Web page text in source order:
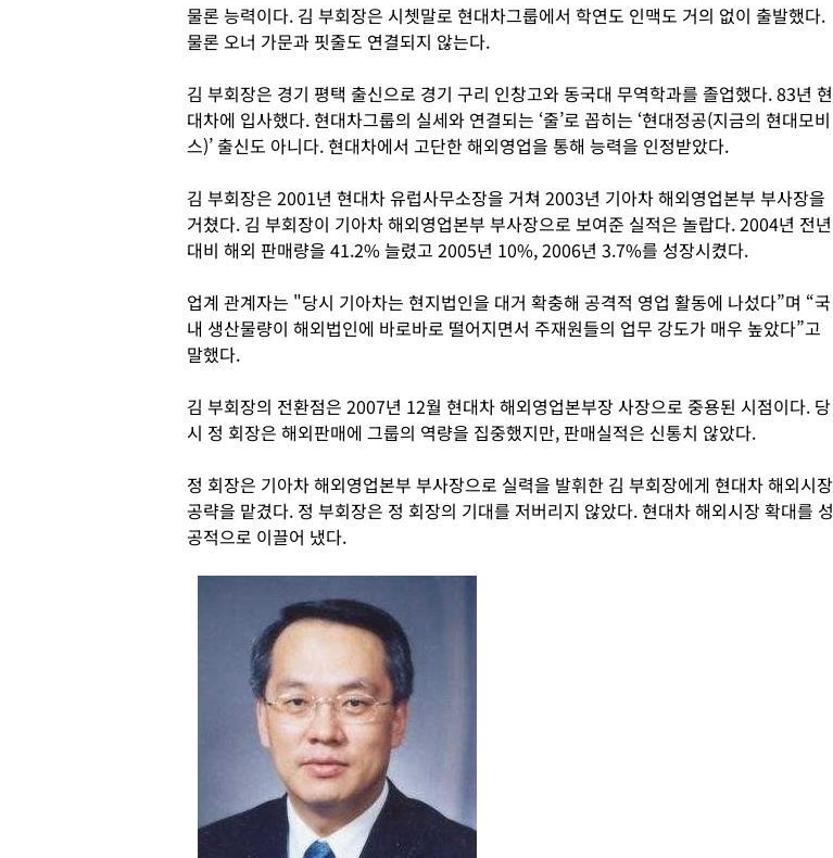
물론 능력이다. 김 부회장은 시쳇말로 현대차그룹에서 학연도 인맥도 거의 없이 출발했다.
물론 오너 가문과 핏줄도 연결되지 않는다.
김 부회장은 경기 평택 출신으로 경기 구리 인창고와 동국대 무역학과를 졸업했다. 83년 현
대차에 입사했다. 현대차그룹의 실세와 연결되는 ‘줄’로 꼽히는 ‘현대정공(지금의 현대모비
스)’ 출신도 아니다. 현대차에서 고단한 해외영업을 통해 능력을 인정받았다.
김 부회장은 2001년 현대차 유럽사무소장을 거쳐 2003년 기아차 해외영업본부 부사장을
거쳤다. 김 부회장이 기아차 해외영업본부 부사장으로 보여준 실적은 놀랍다. 2004년 전년
대비 해외 판매량을 41.2% 늘렸고 2005년 10%, 2006년 3.7%를 성장시켰다.
업계 관계자는 "당시 기아차는 현지법인을 대거 확충해 공격적 영업 활동에 나섰다”며 “국
내 생산물량이 해외법인에 바로바로 떨어지면서 주재원들의 업무 강도가 매우 높았다”고
말했다.
김 부회장의 전환점은 2007년 12월 현대차 해외영업본부장 사장으로 중용된 시점이다. 당
시 정 회장은 해외판매에 그룹의 역량을 집중했지만, 판매실적은 신통치 않았다.
정 회장은 기아차 해외영업본부 부사장으로 실력을 발휘한 김 부회장에게 현대차 해외시장
공략을 맡겼다. 정 부회장은 정 회장의 기대를 저버리지 않았다. 현대차 해외시장 확대를 성
공적으로 이끌어 냈다.